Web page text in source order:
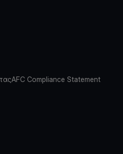
AFC Compliance Statement